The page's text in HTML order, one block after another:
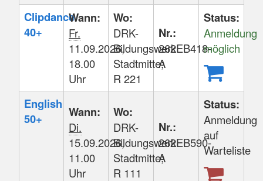
Clipdance
40+
Wann:
Fr.
11.09.2026,
18.00
Uhr
Wo:
DRK-
Bildungswerk
Stadtmitte;
R 221
Nr.:
262EB418-
A
Status:
Anmeldung
möglich
English
50+
Wann:
Di.
15.09.2026,
11.00
Uhr
Wo:
DRK-
Bildungswerk
Stadtmitte;
R 111
Nr.:
262EB590-
A
Status:
Anmeldung
auf
Warteliste